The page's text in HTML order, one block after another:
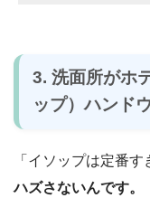
3. 洗面所がホ
ップ）ハンド
「イソップは定番す
ハズさないんです。